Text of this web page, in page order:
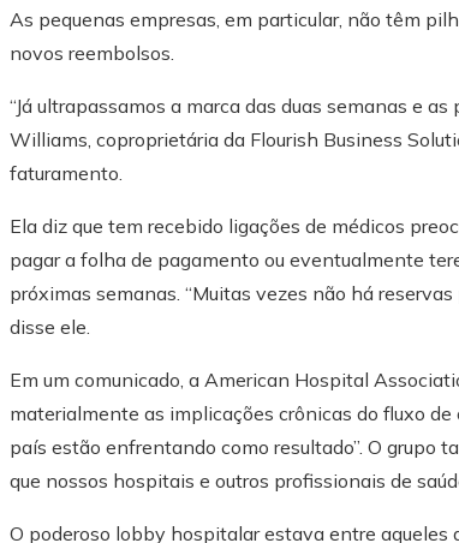
As pequenas empresas, em particular, não têm
novos reembolsos.
“Já ultrapassamos a marca das duas semanas e
Williams, coproprietária da Flourish Business
faturamento.
Ela diz que tem recebido ligações de médicos
pagar a folha de pagamento ou eventualmente
próximas semanas. “Muitas vezes não há
disse ele.
Em um comunicado, a American Hospital
materialmente as implicações crônicas do fluxo
país estão enfrentando como resultado”. O grupo
que nossos hospitais e outros profissionais de
O poderoso lobby hospitalar estava entre aqueles